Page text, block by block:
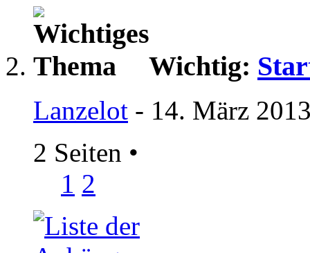
Wichtig:
Lanzelot - 14. März
2 Seiten •
1 2